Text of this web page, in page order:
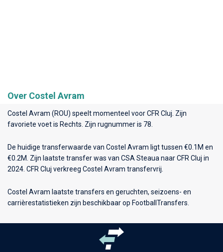
Over Costel Avram
Costel Avram (ROU) speelt momenteel voorCFR Cluj . Zijn
favoriete voet is Rechts. Zijn rugnummer is 78.
De huidige transferwaarde van Costel Avram ligt tussen €0.1M en
€0.2M. Zijn laatste transfer was van CSA Steaua naar CFR Cluj in
2024. CFR Cluj verkreeg Costel Avram transfervrij.
Costel Avram laatste transfers en geruchten, seizoens- en
carrièrestatistieken zijn beschikbaar op FootballTransfers.